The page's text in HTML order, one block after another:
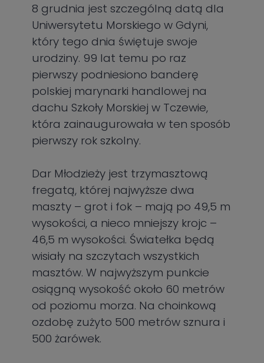
8 grudnia jest szczególną datą dla
Uniwersytetu Morskiego w Gdyni,
który tego dnia świętuje swoje
urodziny. 99 lat temu po raz
pierwszy podniesiono banderę
polskiej marynarki handlowej na
dachu Szkoły Morskiej w Tczewie,
która zainaugurowała w ten sposób
pierwszy rok szkolny.
Dar Młodzieży jest trzymasztową
fregatą, której najwyższe dwa
maszty – grot i fok – mają po 49,5 m
wysokości, a nieco mniejszy krojc –
46,5 m wysokości. Światełka będą
wisiały na szczytach wszystkich
masztów. W najwyższym punkcie
osiągną wysokość około 60 metrów
od poziomu morza. Na choinkową
ozdobę zużyto 500 metrów sznura i
500 żarówek.